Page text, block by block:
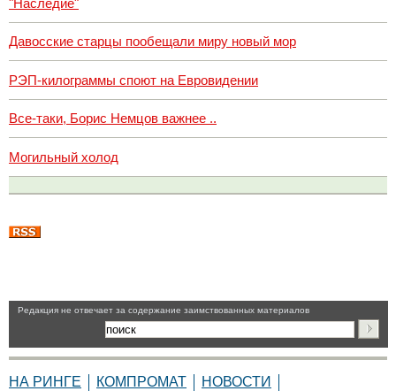
Давосские старцы пообещали миру новый мор
РЭП-килограммы споют на Евровидении
Все-таки, Борис Немцов важнее ..
Могильный холод
Pедакция не отвечает за содержание заимствованных материалов
НА РИНГЕ КОМПРОМАТ НОВОСТИ